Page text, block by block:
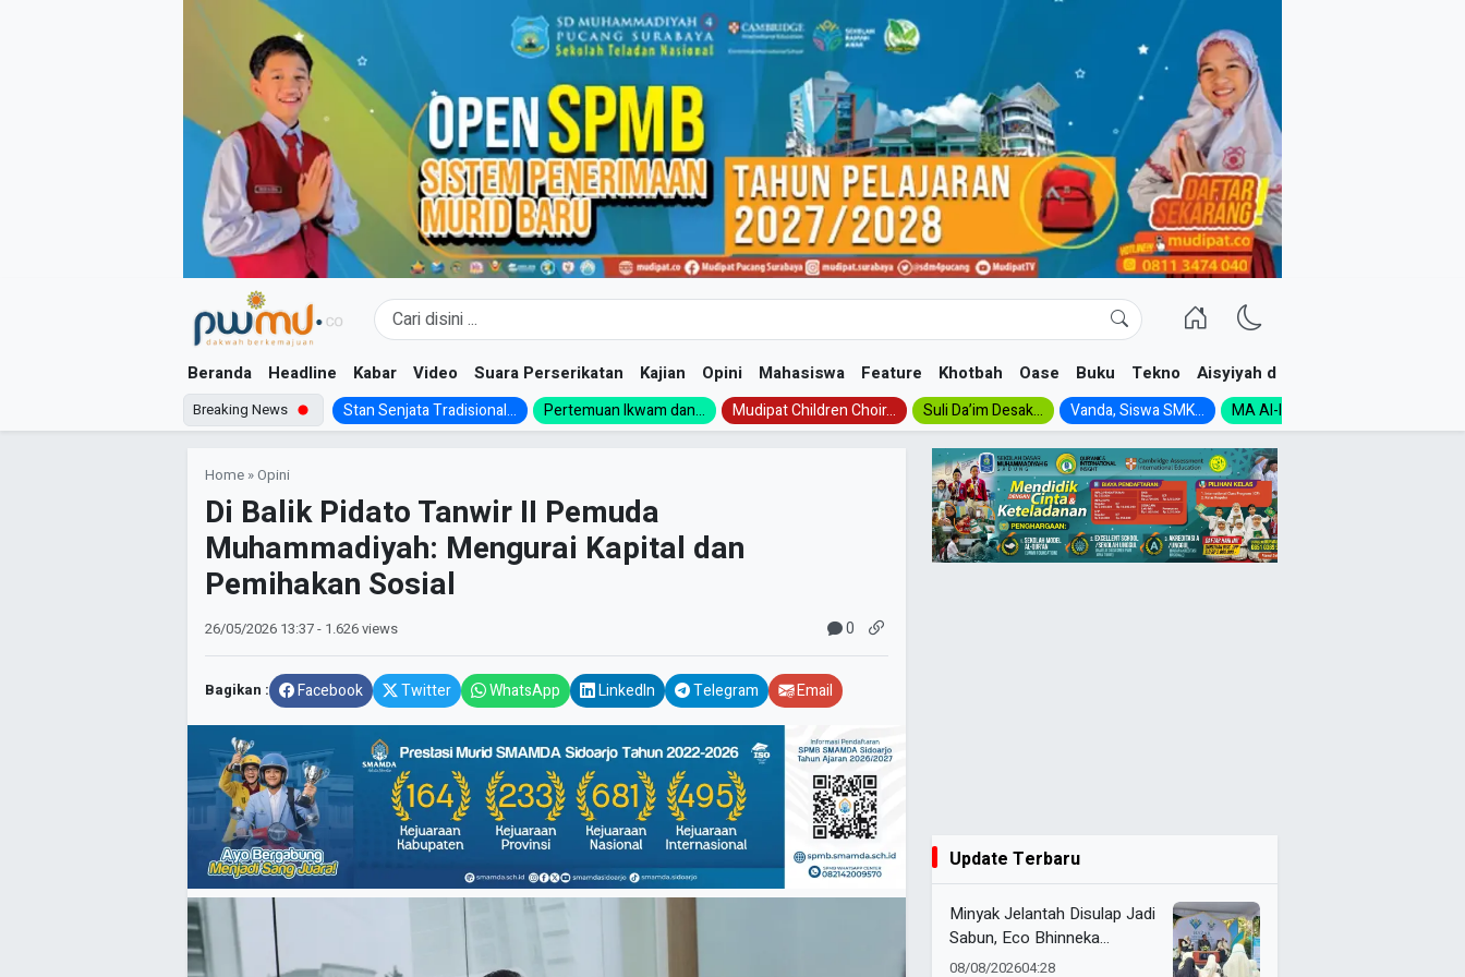
Beranda Headline Kabar Video Suara Perserikatan Kajian Opini Mahasiswa Feature Khotbah Oase Buku Tekno Aisyiyah dan NA
Breaking News Stan Senjata Tradisional... Pertemuan Ikwam dan... Mudipat Children Choir... Suli Da’im Desak... Vanda, Siswa SMK... MA Al-Ishlah Gelar...
Home »Opini
Di Balik Pidato Tanwir II Pemuda
Muhammadiyah: Mengurai Kapital dan
Pemihakan Sosial
26/05/2026 13:37- 1.626 views 0
Bagikan : Facebook Twitter WhatsApp LinkedIn Telegram Email
Update Terbaru
Minyak Jelantah Disulap Jadi
Sabun, Eco Bhinneka
Muhammadiyah Inspirasi
08/08/202604:28